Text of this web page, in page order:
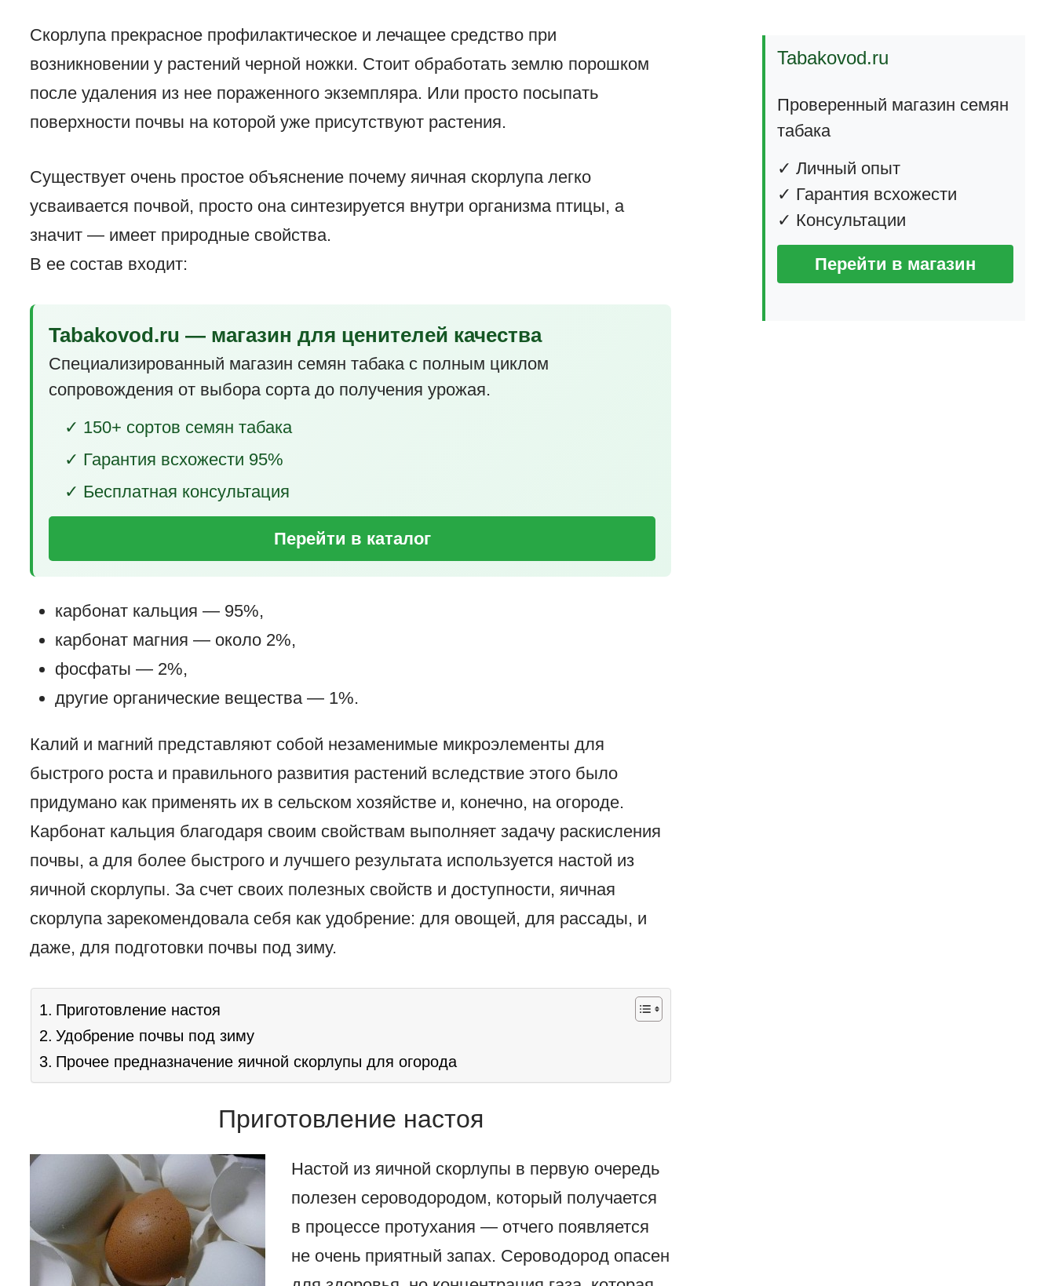
Скорлупа прекрасное профилактическое и лечащее средство при
возникновении у растений черной ножки. Стоит обработать землю порошком
после удаления из нее пораженного экземпляра. Или просто посыпать
поверхности почвы на которой уже присутствуют растения.
Существует очень простое объяснение почему яичная скорлупа легко
усваивается почвой, просто она синтезируется внутри организма птицы, а
значит — имеет природные свойства.
В ее состав входит:
Tabakovod.ru — магазин для ценителей качества
Специализированный магазин семян табака с полным циклом
сопровождения от выбора сорта до получения урожая.
✓ 150+ сортов семян табака
✓ Гарантия всхожести 95%
✓ Бесплатная консультация
Перейти в каталог
карбонат кальция — 95%,
карбонат магния — около 2%,
фосфаты — 2%,
другие органические вещества — 1%.
Калий и магний представляют собой незаменимые микроэлементы для
быстрого роста и правильного развития растений вследствие этого было
придумано как применять их в сельском хозяйстве и, конечно, на огороде.
Карбонат кальция благодаря своим свойствам выполняет задачу раскисления
почвы, а для более быстрого и лучшего результата используется настой из
яичной скорлупы. За счет своих полезных свойств и доступности, яичная
скорлупа зарекомендовала себя как удобрение: для овощей, для рассады, и
даже, для подготовки почвы под зиму.
Приготовление настоя
Удобрение почвы под зиму
Прочее предназначение яичной скорлупы для огорода
Приготовление настоя
Настой из яичной скорлупы в первую очередь
полезен сероводородом, который получается
в процессе протухания — отчего появляется
не очень приятный запах. Сероводород опасен
Tabakovod.ru
Проверенный магазин семян
табака
✓ Личный опыт
✓ Гарантия всхожести
✓ Консультации
Перейти в магазин